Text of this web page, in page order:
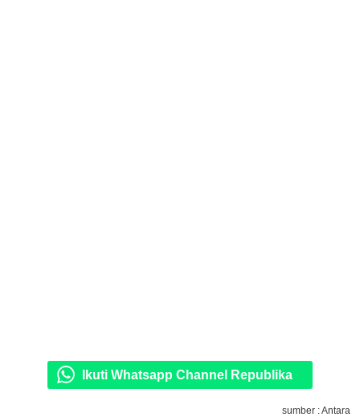
Ikuti Whatsapp Channel Republika
sumber : Antara